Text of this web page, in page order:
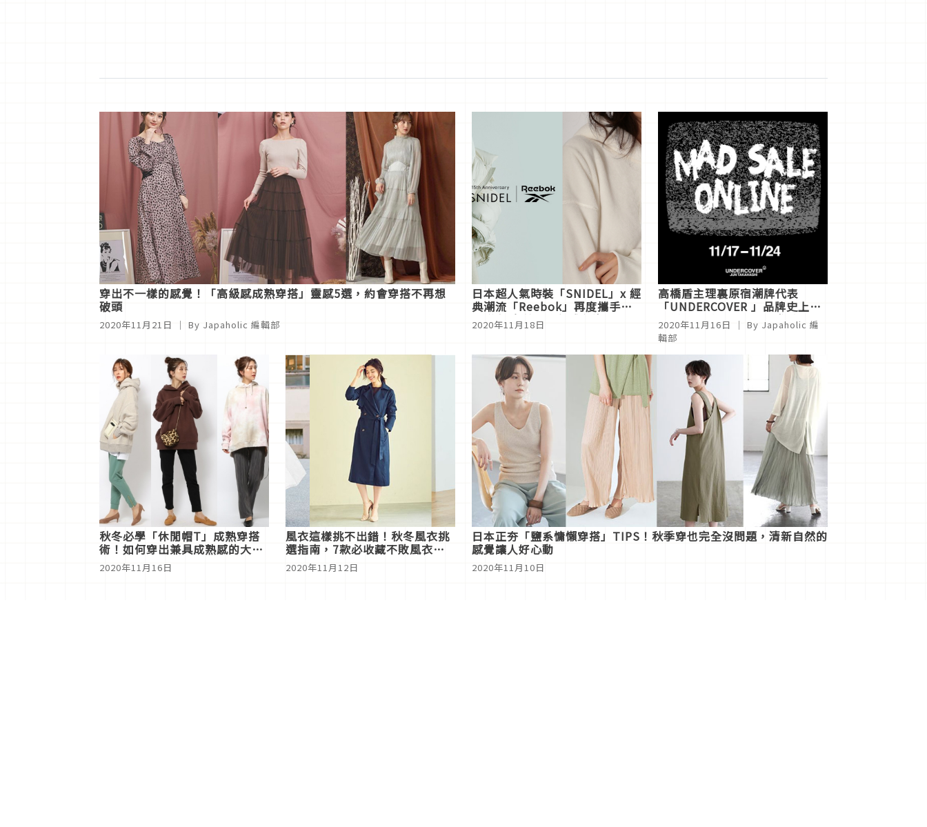
穿出不一樣的感覺！「高級感成熟穿搭」靈感5選，約會穿搭不再想
破頭
2020年11月21日 ｜ By Japaholic 編輯部
日本超人氣時裝「SNIDEL」x 經
典潮流「Reebok」再度攜手跨
界聯名 完美結合優雅與潮流
2020年11月18日
高橋盾主理裏原宿潮牌代表
「UNDERCOVER 」品牌史上最
大折扣來啦！台灣也可參戰
2020年11月16日 ｜ By Japaholic 編
輯部
秋冬必學「休閒帽T」成熟穿搭
術！如何穿出兼具成熟感的大人
系風格？
2020年11月16日
風衣這樣挑不出錯！秋冬風衣挑
選指南，7款必收藏不敗風衣款
式公開
2020年11月12日
日本正夯「鹽系慵懶穿搭」TIPS！秋季穿也完全沒問題，清新自然的
感覺讓人好心動
2020年11月10日